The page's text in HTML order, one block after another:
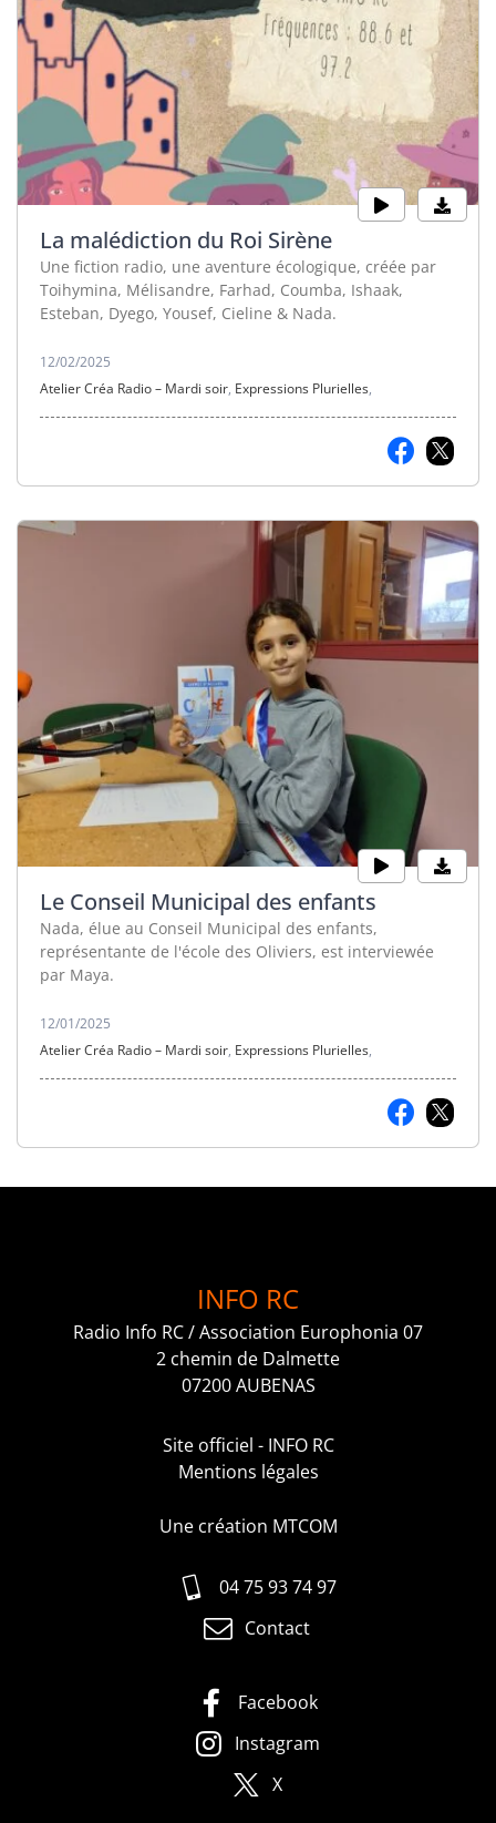
La malédiction du Roi Sirène
Une fiction radio, une aventure écologique, créée par
Toihymina, Mélisandre, Farhad, Coumba, Ishaak,
Esteban, Dyego, Yousef, Cieline & Nada.
12/02/2025
Atelier Créa Radio – Mardi soir, Expressions Plurielles,
Le Conseil Municipal des enfants
Nada, élue au Conseil Municipal des enfants,
représentante de l'école des Oliviers, est interviewée
par Maya.
12/01/2025
Atelier Créa Radio – Mardi soir, Expressions Plurielles,
INFO RC
Radio Info RC / Association Europhonia 07
2 chemin de Dalmette
07200 AUBENAS
Site officiel - INFO RC
Mentions légales
Une création MTCOM
04 75 93 74 97
Contact
Facebook
Instagram
X